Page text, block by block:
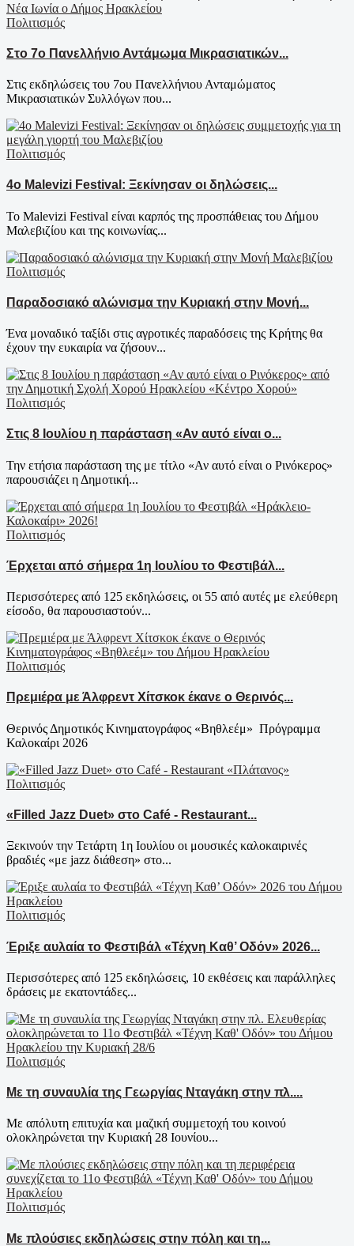
Πολιτισμός
Στο 7ο Πανελλήνιο Αντάμωμα Μικρασιατικών...
Στις εκδηλώσεις του 7ου Πανελλήνιου Ανταμώματος
Μικρασιατικών Συλλόγων που...
Πολιτισμός
4ο Malevizi Festival: Ξεκίνησαν οι δηλώσεις...
Το Malevizi Festival είναι καρπός της προσπάθειας του Δήμου
Μαλεβιζίου και της κοινωνίας...
Πολιτισμός
Παραδοσιακό αλώνισμα την Κυριακή στην Μονή...
Ένα μοναδικό ταξίδι στις αγροτικές παραδόσεις της Κρήτης θα
έχουν την ευκαιρία να ζήσουν...
Πολιτισμός
Στις 8 Ιουλίου η παράσταση «Αν αυτό είναι ο...
Την ετήσια παράσταση της με τίτλο «Αν αυτό είναι ο Ρινόκερος»
παρουσιάζει η Δημοτική...
Πολιτισμός
Έρχεται από σήμερα 1η Ιουλίου το Φεστιβάλ...
Περισσότερες από 125 εκδηλώσεις, οι 55 από αυτές με ελεύθερη
είσοδο, θα παρουσιαστούν...
Πολιτισμός
Πρεμιέρα με Άλφρεντ Χίτσκοκ έκανε ο Θερινός...
Θερινός Δημοτικός Κινηματογράφος «Βηθλεέμ» Πρόγραμμα
Καλοκαίρι 2026
Πολιτισμός
«Filled Jazz Duet» στο Café - Restaurant...
Ξεκινούν την Τετάρτη 1η Ιουλίου οι μουσικές καλοκαιρινές
βραδιές «με jazz διάθεση» στο...
Πολιτισμός
Έριξε αυλαία το Φεστιβάλ «Τέχνη Καθ’ Οδόν» 2026...
Περισσότερες από 125 εκδηλώσεις, 10 εκθέσεις και παράλληλες
δράσεις με εκατοντάδες...
Πολιτισμός
Με τη συναυλία της Γεωργίας Νταγάκη στην πλ....
Με απόλυτη επιτυχία και μαζική συμμετοχή του κοινού
ολοκληρώνεται την Κυριακή 28 Ιουνίου...
Πολιτισμός
Με πλούσιες εκδηλώσεις στην πόλη και τη...